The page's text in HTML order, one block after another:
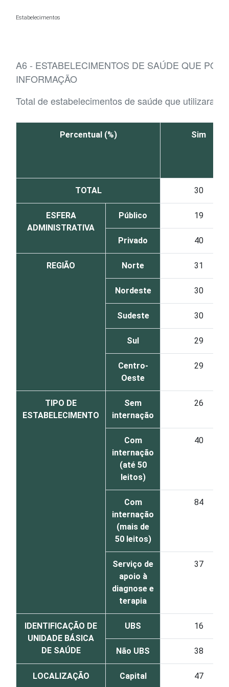
Estabelecimentos
A6 - ESTABELECIMENTOS DE SAÚDE QUE
INFORMAÇÃO
Total de estabelecimentos de saúde que utilizaram
Percentual (%) Sim
TOTAL 30
ESFERA
ADMINISTRATIVA
Público 19
Privado 40
REGIÃO Norte 31
Nordeste 30
Sudeste 30
Sul 29
Centro-
Oeste
29
TIPO DE
ESTABELECIMENTO
Sem
internação
26
Com
internação
(até 50
leitos)
40
Com
internação
(mais de
50 leitos)
84
Serviço de
apoio à
diagnose e
terapia
37
IDENTIFICAÇÃO DE
UNIDADE BÁSICA
DE SAÚDE
UBS 16
Não UBS 38
LOCALIZAÇÃO Capital 47